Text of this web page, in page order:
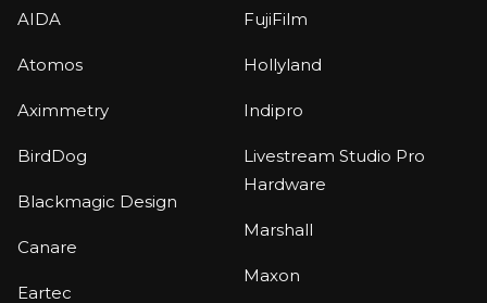
AIDA
Atomos
Aximmetry
BirdDog
Blackmagic Design
Canare
Eartec
FujiFilm
Hollyland
Indipro
Livestream Studio Pro
Hardware
Marshall
Maxon